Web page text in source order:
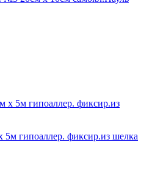
гипоаллер. фиксир.из шелка